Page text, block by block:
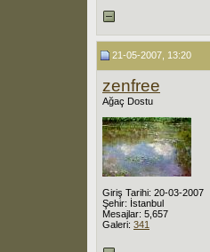
21-05-2007, 13:20
zenfree
Ağaç Dostu
Giriş Tarihi: 20-03-2007
Şehir: İstanbul
Mesajlar: 5,657
Galeri: 341